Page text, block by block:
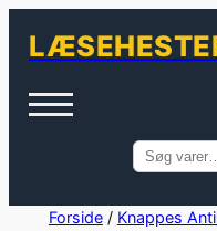
Søg
SpringForside/ Knappes